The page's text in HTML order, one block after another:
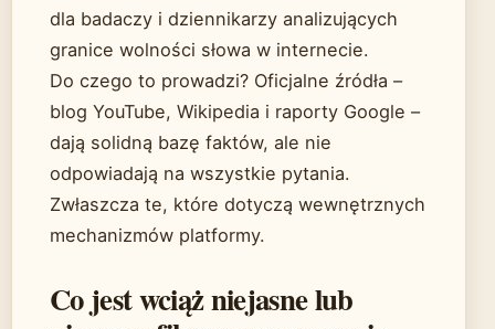
dla badaczy i dziennikarzy analizujących
granice wolności słowa w internecie.
Do czego to prowadzi? Oficjalne źródła –
blog YouTube, Wikipedia i raporty Google –
dają solidną bazę faktów, ale nie
odpowiadają na wszystkie pytania.
Zwłaszcza te, które dotyczą wewnętrznych
mechanizmów platformy.
Co jest wciąż niejasne lub